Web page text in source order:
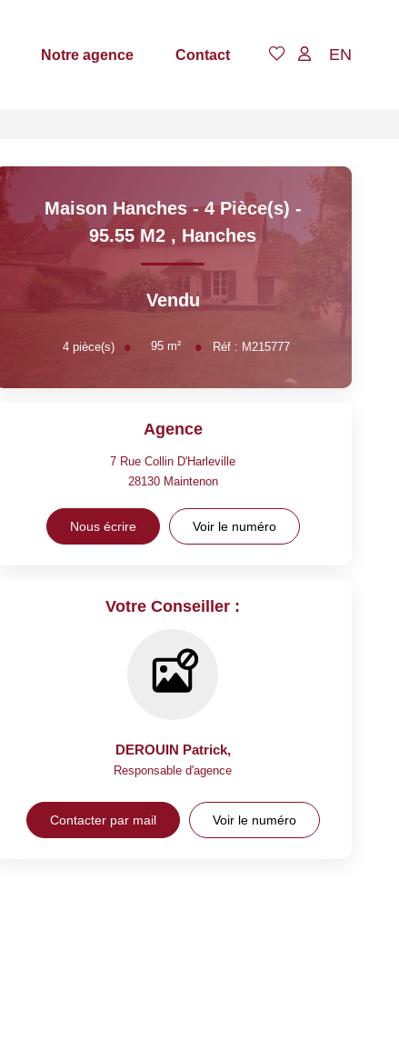
Notre agence Contact EN
Maison Hanches - 4 Pièce(s) -
95.55 M2 , Hanches
Vendu
4pièce(s) 95 m² Réf : M215777
Agence
7 Rue Collin D'Harleville
28130 Maintenon
Nous écrire Voir le numéro
Votre Conseiller :
DEROUIN Patrick,
Responsable d'agence
Contacter par mail Voir le numéro